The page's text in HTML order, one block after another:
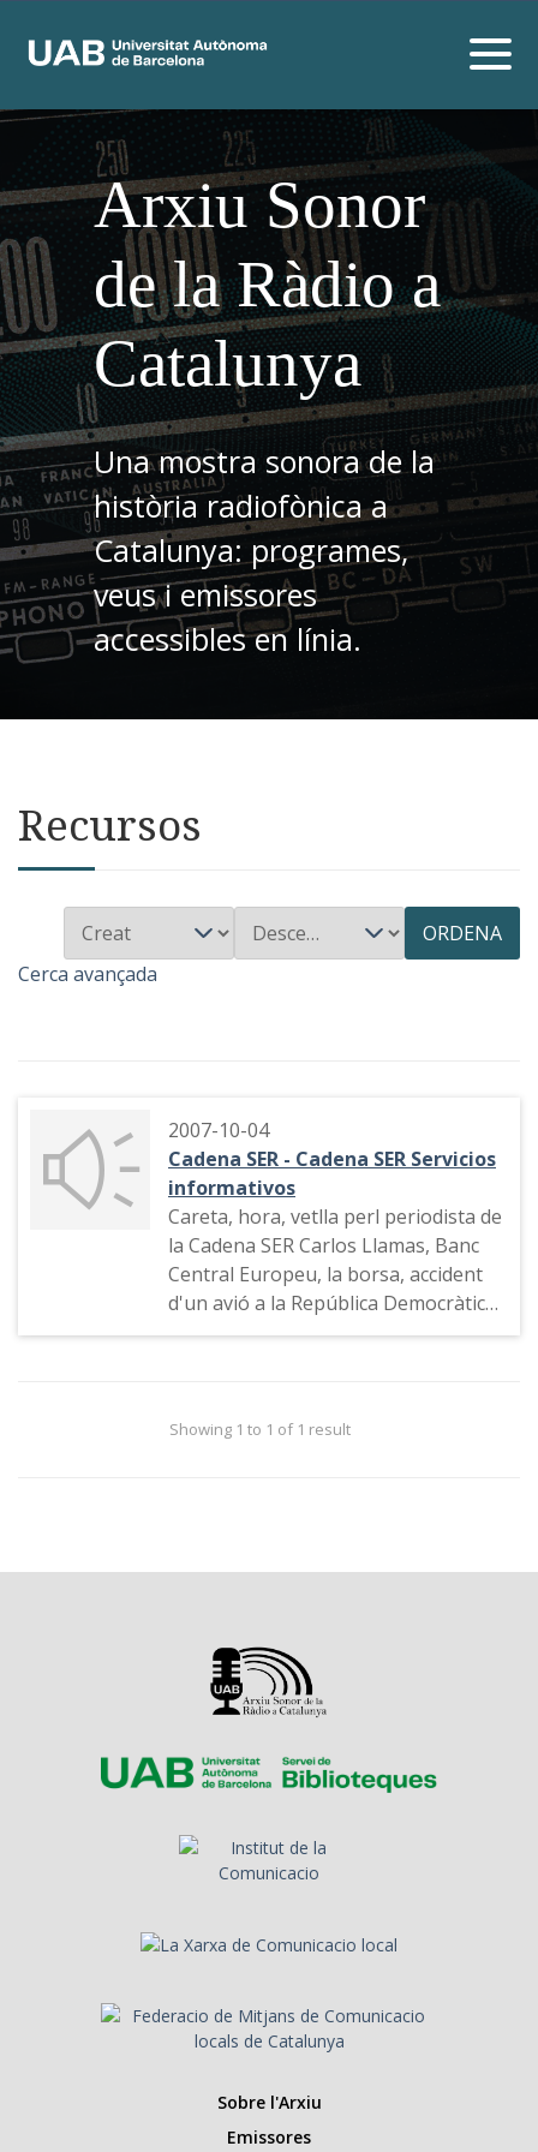
Arxiu Sonor
de la Ràdio a
Catalunya
Una mostra sonora de la
història radiofònica a
Catalunya: programes,
veus i emissores
accessibles en línia.
Recursos
ORDENA
Cerca avançada
2007-10-04
Cadena SER - Cadena SER Servicios
informativos
Careta, hora, vetlla perl periodista de
la Cadena SER Carlos Llamas, Banc
Central Europeu, la borsa, accident
d'un avió a la República Democràtica
del Congo, notícies breus. Esports i
Showing 1 to 1 of 1 result
Sobre l'Arxiu
Emissores